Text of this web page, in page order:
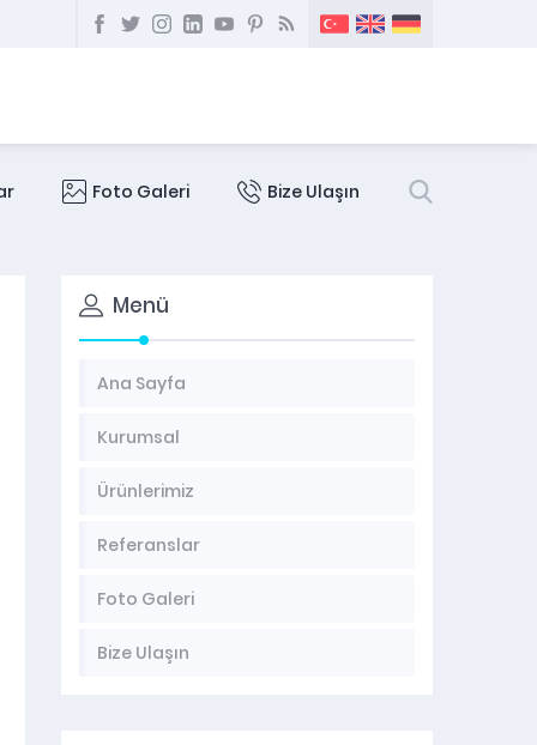
Foto Galeri Bize Ulaşın
Menü
Ana Sayfa
Kurumsal
Ürünlerimiz
Referanslar
Foto Galeri
Bize Ulaşın